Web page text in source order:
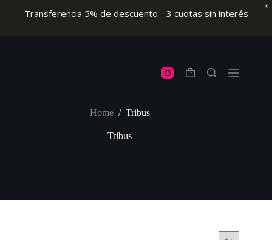
Transferencia 5% de descuento - 3 cuotas sin interés
Shopping
Home / Tribus
Tribus